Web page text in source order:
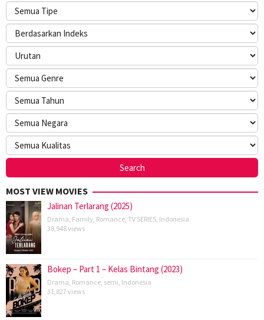
MOST VIEW MOVIES
Jalinan Terlarang (2025)
Drama Family Romance TV SERIES Indonesia
38,948 views
Bokep – Part 1 – Kelas Bintang (2023)
Drama Romance semi Indonesia
31,827 views